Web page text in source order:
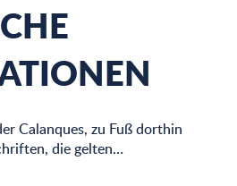
Calanques, zu Fuß dorthin
die gelten…